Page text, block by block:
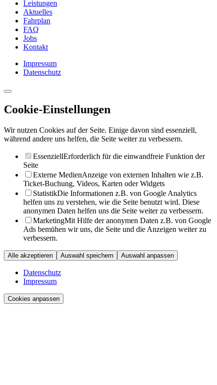
Leistungen
Aktuelles
Fahrplan
FAQ
Jobs
Kontakt
Impressum
Datenschutz
Cookie-Einstellungen
Wir nutzen Cookies auf der Seite. Einige davon sind essenziell,
während andere uns helfen, die Seite weiter zu verbessern.
EssenziellErforderlich für die einwandfreie Funktion der
Seite
Externe MedienAnzeige von externen Inhalten wie z.B.
Ticket-Buchung, Videos, Karten oder Widgets
StatistikDie Informationen z.B. von Google Analytics
helfen uns zu verstehen, wie die Seite benutzt wird. Diese
anonymen Daten helfen uns die Seite weiter zu verbessern.
MarketingMit Hilfe der anonymen Daten z.B. von Google
Ads bemühen wir uns, die Seite und die Anzeigen weiter zu
verbessern.
Alle akzeptieren Auswahl speichern Auswahl anpassen
Datenschutz
Impressum
Cookies anpassen